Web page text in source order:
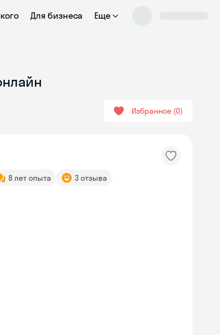
Для бизнеса Еще
Избранное 0
8 лет опыта 3 отзыва